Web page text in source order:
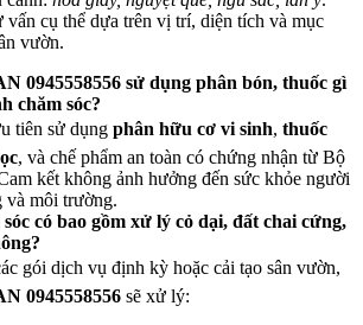
vấn cụ thể dựa trên vị trí, diện tích và mục
vườn.
0945558556 sử dụng phân bón, thuốc gì
chăm sóc?
tiên sử dụng phân hữu cơ vi sinh, thuốc
, và chế phẩm an toàn có chứng nhận từ Bộ
kết không ảnh hưởng đến sức khỏe người
và môi trường.
có bao gồm xử lý cỏ dại, đất chai cứng,
gói dịch vụ định kỳ hoặc cải tạo sân vườn,
0945558556 sẽ xử lý: